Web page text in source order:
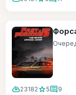
cloud_download23182 star5comment9